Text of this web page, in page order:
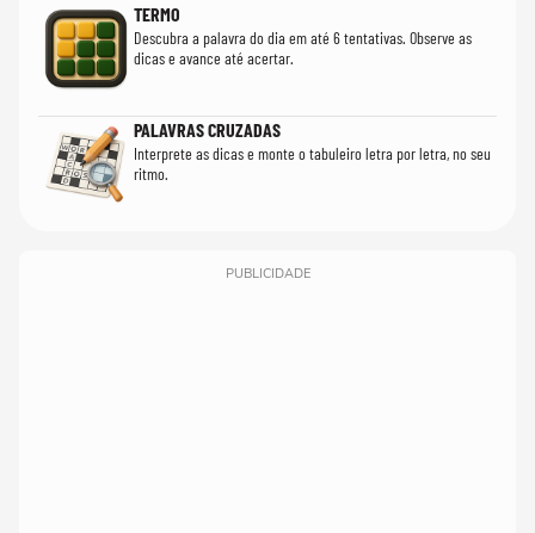
TERMO
Descubra a palavra do dia em até 6 tentativas. Observe as
dicas e avance até acertar.
PALAVRAS CRUZADAS
Interprete as dicas e monte o tabuleiro letra por letra, no seu
ritmo.
PUBLICIDADE